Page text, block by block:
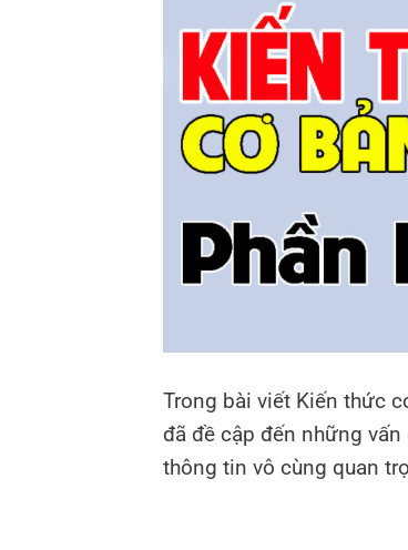
Trong bài viết Kiến thức
đã đề cập đến những
thông tin vô cùng quan